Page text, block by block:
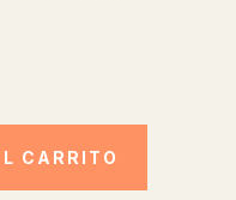
CARRITO